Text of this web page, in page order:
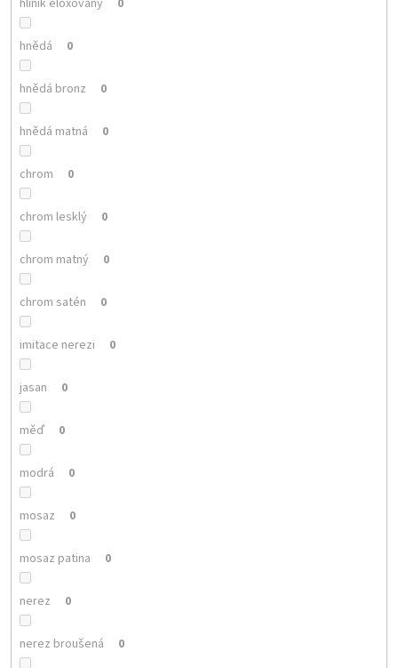
0
hnědá 0
hnědá bronz 0
hnědá matná 0
chrom 0
chrom lesklý 0
chrom matný 0
chrom satén 0
imitace nerezi 0
jasan 0
měď 0
modrá 0
mosaz 0
mosaz patina 0
nerez 0
nerez broušená 0